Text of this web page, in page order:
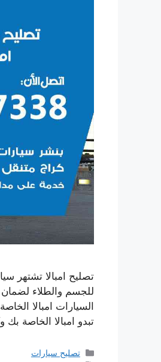
تصليح امبالا تشتهر
للجسم والطلاء
السيارات امبالا
تبدو امبالا الخاصة
التصنيفات
تصليح سيارات